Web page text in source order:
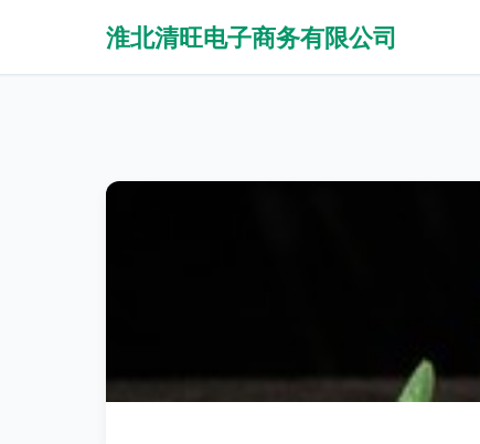
淮北清旺电子商务有限公司